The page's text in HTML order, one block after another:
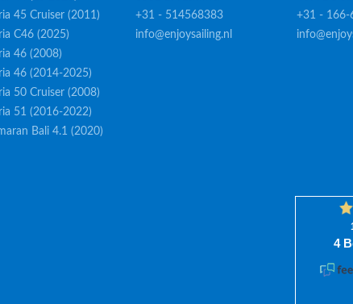
45 Cruiser (2011)
C46 (2025)
46 (2008)
46 (2014-2025)
50 Cruiser (2008)
51 (2016-2022)
Bali 4.1 (2020)
+31 - 514568383
info@enjoysailing.nl
+31 - 166-